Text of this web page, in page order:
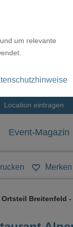
um relevante
Location eintragen
Event-Magazin
Merken
Breitenfeld -